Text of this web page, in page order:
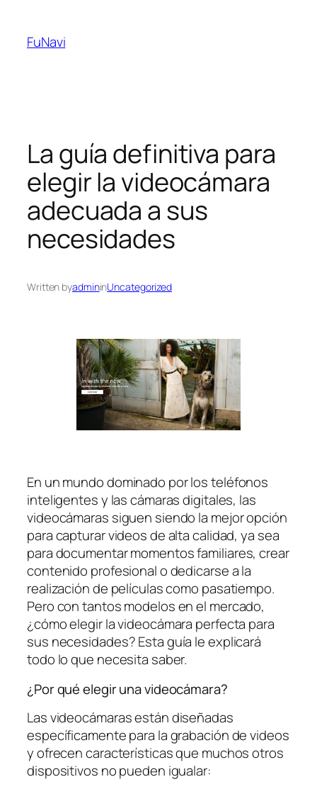
content
FuNavi
La guía definitiva para
elegir la videocámara
adecuada a sus
necesidades
Written byadmininUncategorized
En un mundo dominado por los teléfonos
inteligentes y las cámaras digitales, las
videocámaras siguen siendo la mejor opción
para capturar videos de alta calidad, ya sea
para documentar momentos familiares, crear
contenido profesional o dedicarse a la
realización de películas como pasatiempo.
Pero con tantos modelos en el mercado,
¿cómo elegir la videocámara perfecta para
sus necesidades? Esta guía le explicará
todo lo que necesita saber.
¿Por qué elegir una videocámara?
Las videocámaras están diseñadas
específicamente para la grabación de videos
y ofrecen características que muchos otros
dispositivos no pueden igualar: